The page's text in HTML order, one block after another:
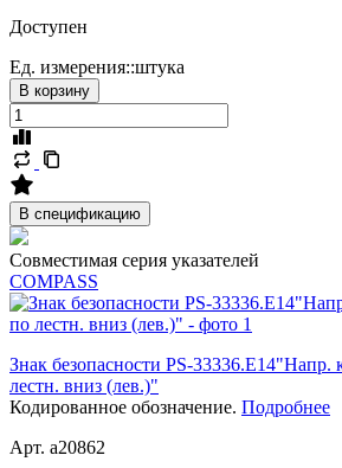
Доступен
Ед. измерения::штука
В корзину
В спецификацию
Совместимая серия указателей
COMPASS
Знак безопасности PS-33336.E14"Напр.
лестн. вниз (лев.)"
Кодированное обозначение. Подробнее
Арт. a20862